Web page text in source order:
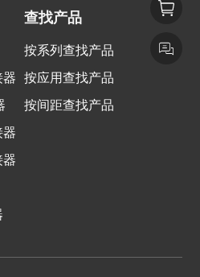
器
器
器
查找产品
按系列查找产品
按应用查找产品
按间距查找产品